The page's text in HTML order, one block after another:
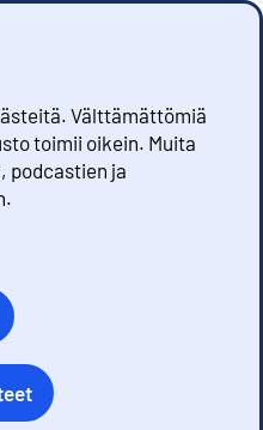
Välttämättömiä
toimii oikein. Muita
podcastien ja